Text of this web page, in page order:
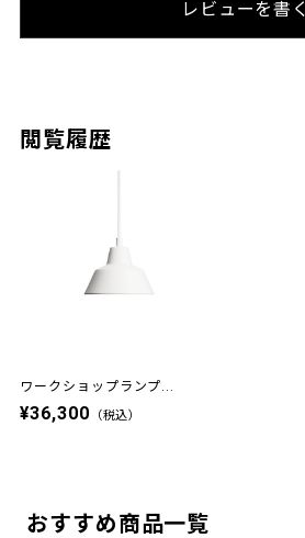
レビューを書く
閲覧履歴
ワークショップランプ...
¥36,300 （税込）
おすすめ商品一覧